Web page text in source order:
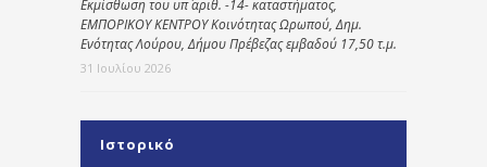
Εκμίσθωση του υπ΄ αριθ. -14- καταστήματος,
ΕΜΠΟΡΙΚΟΥ ΚΕΝΤΡΟΥ Κοινότητας Ωρωπού, Δημ.
Ενότητας Λούρου, Δήμου Πρέβεζας εμβαδού 17,50 τ.μ.
31 Ιουλίου 2026
Ιστορικό